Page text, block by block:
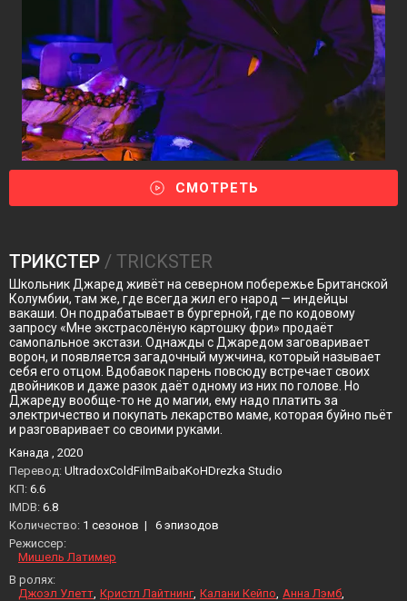
СМОТРЕТЬ
ТРИКСТЕР / TRICKSTER
Школьник Джаред живёт на северном побережье Британской
Колумбии, там же, где всегда жил его народ — индейцы
вакаши. Он подрабатывает в бургерной, где по кодовому
запросу «Мне экстрасолёную картошку фри» продаёт
самопальное экстази. Однажды с Джаредом заговаривает
ворон, и появляется загадочный мужчина, который называет
себя его отцом. Вдобавок парень повсюду встречает своих
двойников и даже разок даёт одному из них по голове. Но
Джареду вообще-то не до магии, ему надо платить за
электричество и покупать лекарство маме, которая буйно пьёт
и разговаривает со своими руками.
Канада , 2020
Перевод: UltradoxColdFilmBaibaKoHDrezka Studio
KП: 6.6
IMDB: 6.8
Количество: 1 сезонов | 6 эпизодов
Режиссер:
Мишель Латимер
В ролях:
Джоэл Улетт Кристл Лайтнинг Калани Кейпо Анна Лэмб